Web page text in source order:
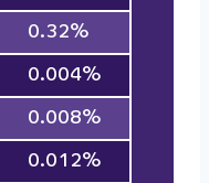
0.32%
0.004%
0.008%
0.012%